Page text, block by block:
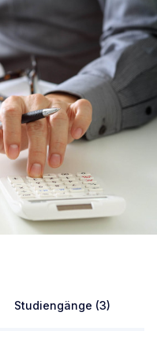
Studiengänge (3)